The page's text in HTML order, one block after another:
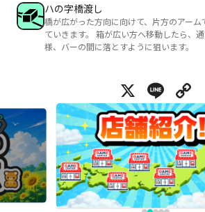
ハの字橋渡し
橋が広がった方向に向けて、片方のアーム
ていきます。 箱が広い方へ移動したら、
様、バーの間に落とすように狙います。
X Line